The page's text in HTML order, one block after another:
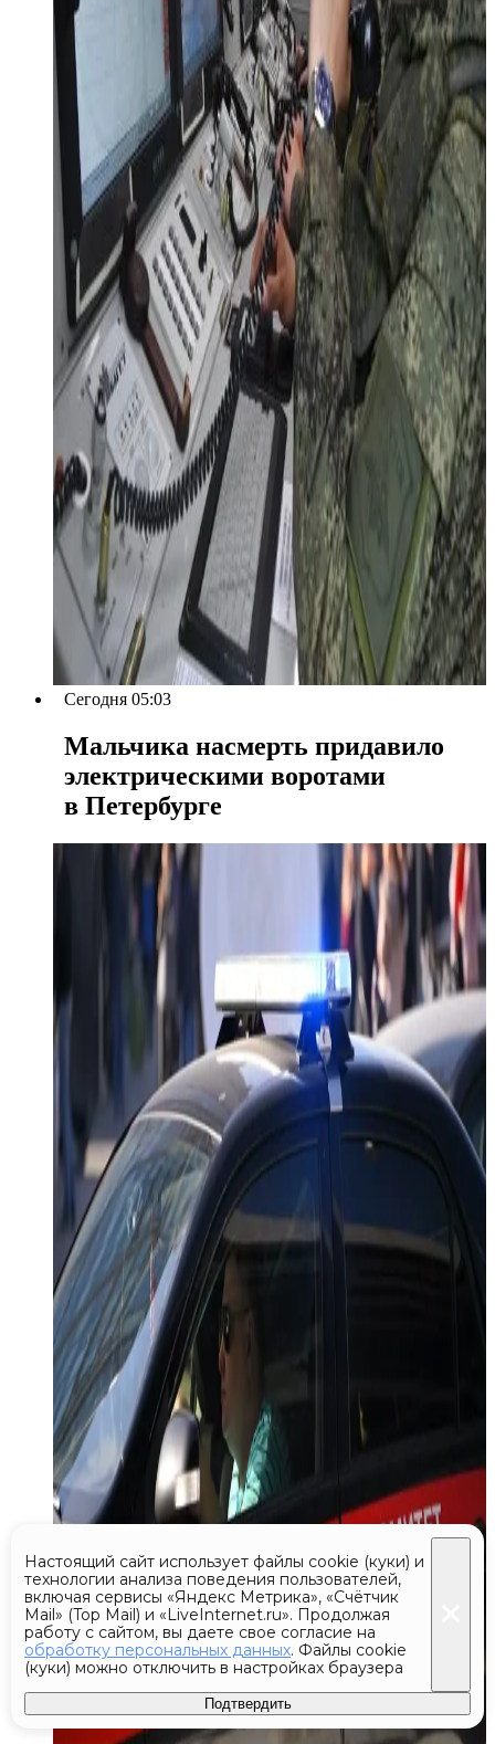
Сегодня 05:03
Мальчика насмерть придавило
электрическими воротами
в Петербурге
Настоящий сайт использует файлы cookie (куки) и
технологии анализа поведения пользователей,
включая сервисы «Яндекс Метрика», «Счётчик
Mail» (Top Mail) и «LiveInternet.ru». Продолжая
работу с сайтом, вы даете свое согласие на
обработку персональных данных. Файлы cookie
(куки) можно отключить в настройках браузера
Подтвердить